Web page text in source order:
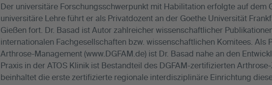
Der universitäre Forschungsschwerpunkt mit Habilitation erfolgte auf dem
universitäre Lehre führt er als Privatdozent an der Goethe Universität
Gießen fort. Dr. Basad ist Autor zahlreicher wissenschaftlicher
internationalen Fachgesellschaften bzw. wissenschaftlichen Komitees. Als
Arthrose-Management (www.DGFAM.de) ist Dr. Basad nahe an den
Praxis in der ATOS Klinik ist Bestandteil des DGFAM-zertifizierten
beinhaltet die erste zertifizierte regionale interdisziplinäre Einrichtung